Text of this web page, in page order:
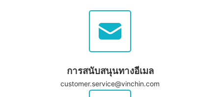
การสนับสนุนทางอีเมล
customer.service@vinchin.com